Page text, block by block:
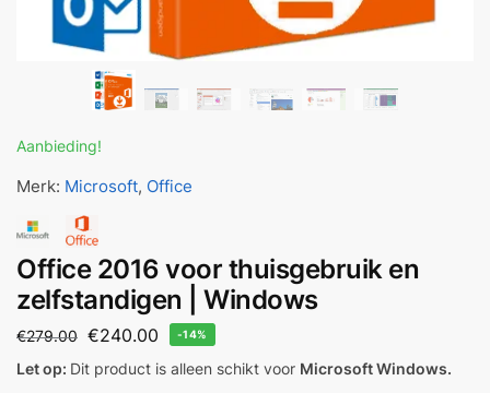
Aanbieding!
Merk: Microsoft, Office
Office 2016 voor thuisgebruik en
zelfstandigen | Windows
€279.00 €240.00 -14%
Let op: Dit product is alleen schikt voor Microsoft Windows.